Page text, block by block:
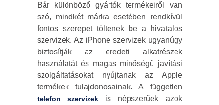
Bár különböző gyártók termékeiről van
szó, mindkét márka esetében rendkívül
fontos szerepet töltenek be a hivatalos
szervizek. Az iPhone szervizek ugyanúgy
biztosítják az eredeti alkatrészek
használatát és magas minőségű javítási
szolgáltatásokat nyújtanak az Apple
termékek tulajdonosainak. A független
telefon szervizekis népszerűek azok